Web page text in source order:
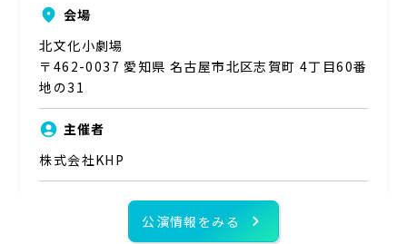
place 会場
北文化小劇場
〒462-0037 愛知県 名古屋市北区志賀町 4丁目60番
地の31
account_circle 主催者
株式会社KHP
公演情報をみる chevron_right